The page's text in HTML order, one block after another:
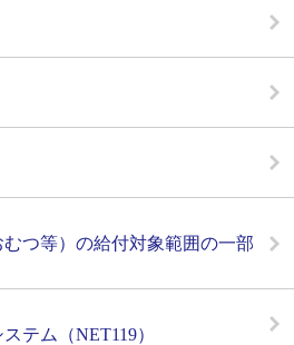
つ等）の給付対象範囲の一部
テム（NET119）